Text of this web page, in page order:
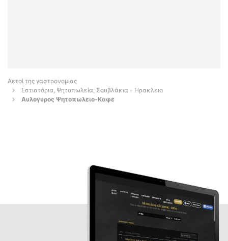
Αετοί της γαστρονομίας
Εστιατόρια, Ψητοπωλεία, Σουβλάκια - Ηρακλειο
Αυλογυρος Ψητοπωλειο-Καφε